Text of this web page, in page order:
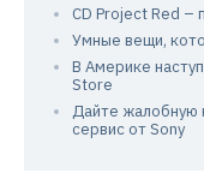
CD Project Red –
Умные вещи,
В Америке
Store
Дайте жалобную
сервис от Sony